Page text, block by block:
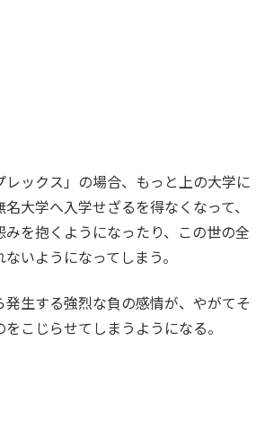
ックス」の場合、もっと上の大学に
大学へ入学せざるを得なくなって、
を抱くようになったり、この世の全
いようになってしまう。
発生する強烈な負の感情が、やがてそ
こじらせてしまうようになる。